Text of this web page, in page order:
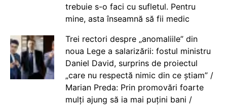
trebuie s-o faci cu sufletul. Pentru
mine, asta înseamnă să fii medic
Trei rectori despre „anomaliile” din
noua Lege a salarizării: fostul ministru
Daniel David, surprins de proiectul
„care nu respectă nimic din ce știam” /
Marian Preda: Prin promovări foarte
mulți ajung să ia mai puțini bani /